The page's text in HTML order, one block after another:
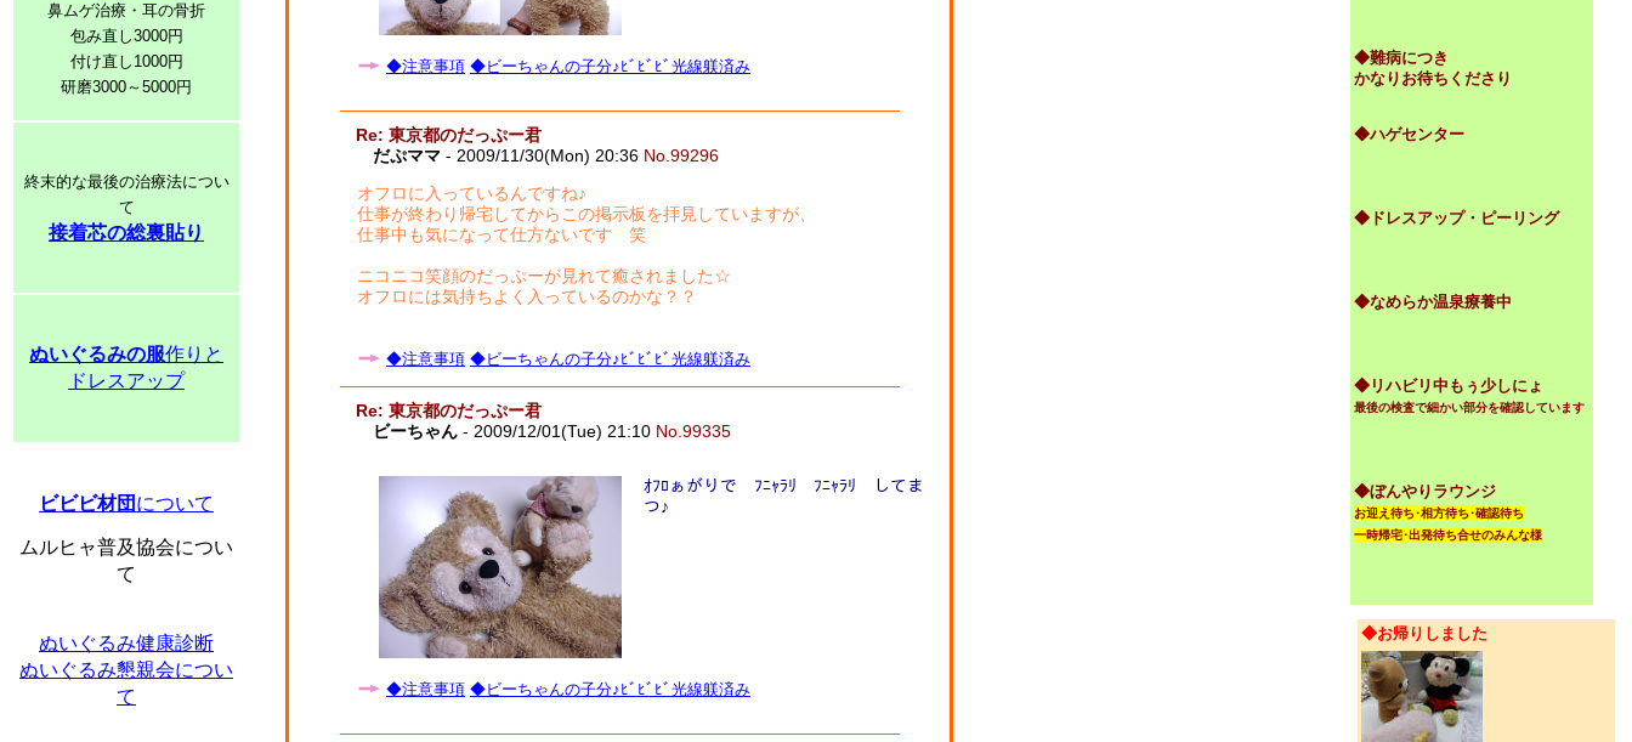
鼻ムゲ治療・耳の骨折
包み直し3000円
付け直し1000円
研磨3000～5000円
終末的な最後の治療法につい
て
接着芯の総裏貼り
ぬいぐるみの服作りと
ドレスアップ
ビビビ材団 について
ムルヒャ普及協会につい
て
ぬいぐるみ健康診断
ぬいぐるみ懇親会につい
て
◆注意事項 ◆ビーちゃんの子分♪ﾋﾞﾋﾞﾋﾞ光線躾済み
Re: 東京都のだっぷー君
だぷママ - 2009/11/30(Mon) 20:36 No.99296
オフロに入っているんですね♪
仕事が終わり帰宅してからこの掲示板を拝見していますが、
仕事中も気になって仕方ないです 笑
ニコニコ笑顔のだっぷーが見れて癒されました☆
オフロには気持ちよく入っているのかな？？
◆注意事項 ◆ビーちゃんの子分♪ﾋﾞﾋﾞﾋﾞ光線躾済み
Re: 東京都のだっぷー君
ビーちゃん - 2009/12/01(Tue) 21:10 No.99335
ｵﾌﾛぁがりで ﾌﾆｬﾗﾘ ﾌﾆｬﾗﾘ してま
つ♪
◆注意事項 ◆ビーちゃんの子分♪ﾋﾞﾋﾞﾋﾞ光線躾済み
◆難病につき
かなりお待ちくださり
◆ハゲセンター
◆ドレスアップ・ピーリング
◆なめらか温泉療養中
◆リハビリ中もぅ少しにょ
最後の検査で細かい部分を確認しています
◆ぼんやりラウンジ
お迎え待ち･相方待ち･確認待ち
一時帰宅･出発待ち合せのみんな様
◆お帰りしました